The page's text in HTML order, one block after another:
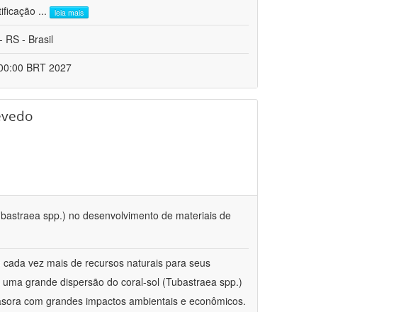
... leia mais
RS - Brasil
BRT 2027
spp.) no desenvolvimento de materiais de
vez mais de recursos naturais para seus
grande dispersão do coral-sol (Tubastraea spp.)
com grandes impactos ambientais e econômicos.